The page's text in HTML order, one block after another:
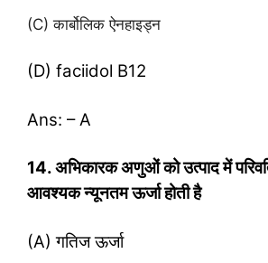
(C) कार्बोलिक ऐनहाइड्न
(D) faciidol B12
Ans: – A
14. अभिकारक अणुओं को उत्पाद में
आवश्यक न्यूनतम ऊर्जा होती है
(A) गतिज